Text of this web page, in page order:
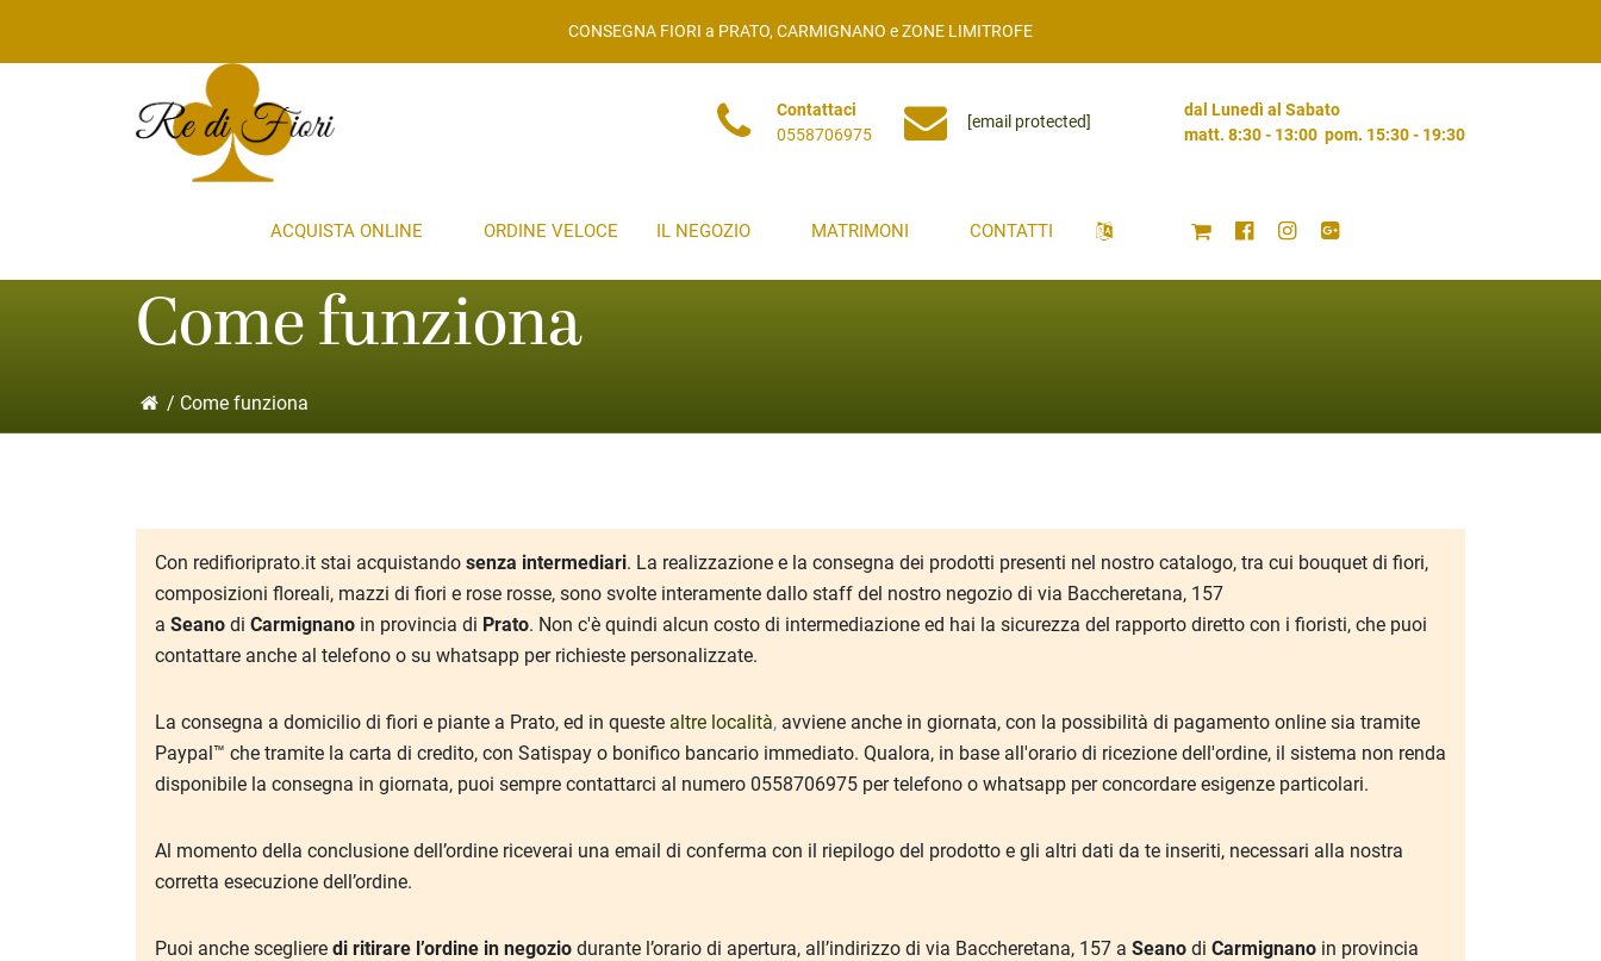
CONSEGNA FIORI a PRATO, CARMIGNANO e ZONE LIMITROFE
Contattaci
0558706975
[email protected]
dal Lunedì al Sabato
matt. 8:30 - 13:00 pom. 15:30 - 19:30
ACQUISTA ONLINE ORDINE VELOCE IL NEGOZIO MATRIMONI CONTATTI
Come funziona
/ Come funziona
Con redifioriprato.it stai acquistando senza intermediari. La realizzazione e la consegna dei prodotti presenti nel nostro catalogo, tra cui bouquet di fiori,
composizioni floreali, mazzi di fiori e rose rosse, sono svolte interamente dallo staff del nostro negozio di via Baccheretana, 157
a Seano di Carmignano in provincia di Prato. Non c'è quindi alcun costo di intermediazione ed hai la sicurezza del rapporto diretto con i fioristi, che puoi
contattare anche al telefono o su whatsapp per richieste personalizzate.
La consegna a domicilio di fiori e piante a Prato, ed in queste altre località, avviene anche in giornata, con la possibilità di pagamento online sia tramite
Paypal™ che tramite la carta di credito, con Satispay o bonifico bancario immediato. Qualora, in base all'orario di ricezione dell'ordine, il sistema non renda
disponibile la consegna in giornata, puoi sempre contattarci al numero 0558706975 per telefono o whatsapp per concordare esigenze particolari.
Al momento della conclusione dell’ordine riceverai una email di conferma con il riepilogo del prodotto e gli altri dati da te inseriti, necessari alla nostra
corretta esecuzione dell’ordine.
Puoi anche scegliere di ritirare l’ordine in negozio durante l’orario di apertura, all’indirizzo di via Baccheretana, 157 a Seano di Carmignano in provincia